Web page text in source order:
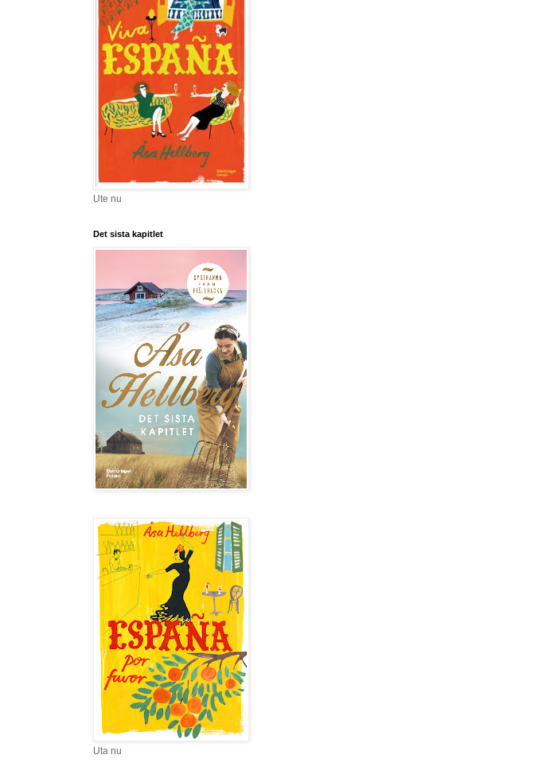
Ute nu
Det sista kapitlet
Uta nu